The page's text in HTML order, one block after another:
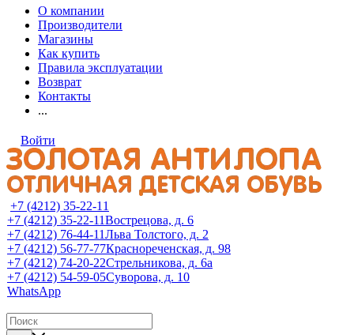
О компании
Производители
Магазины
Как купить
Правила эксплуатации
Возврат
Контакты
...
Войти
+7 (4212) 35-22-11
+7 (4212) 35-22-11Вострецова, д. 6
+7 (4212) 76-44-11Льва Толстого, д. 2
+7 (4212) 56-77-77Краснореченская, д. 98
+7 (4212) 74-20-22Стрельникова, д. 6а
+7 (4212) 54-59-05Суворова, д. 10
WhatsApp